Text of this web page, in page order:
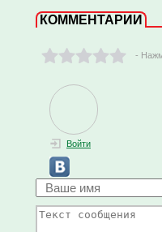
КОММЕНТАРИИ
-
Войти